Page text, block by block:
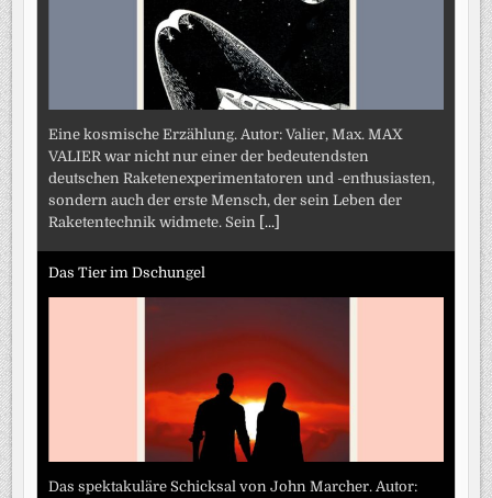
Eine kosmische Erzählung. Autor: Valier, Max. MAX
VALIER war nicht nur einer der bedeutendsten
deutschen Raketenexperimentatoren und -enthusiasten,
sondern auch der erste Mensch, der sein Leben der
Raketentechnik widmete. Sein [...]
Das Tier im Dschungel
Das spektakuläre Schicksal von John Marcher. Autor: